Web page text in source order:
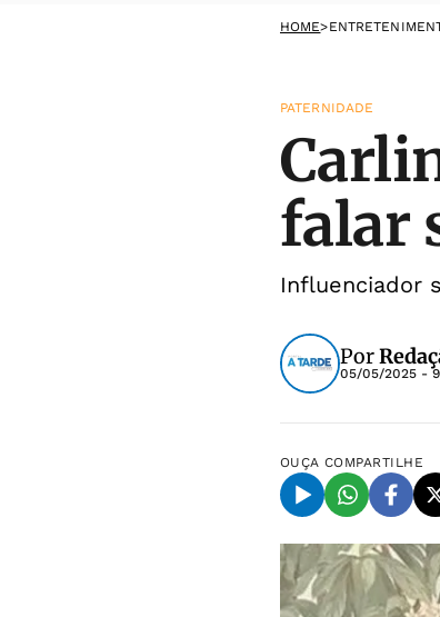
HOME>
PATERNIDADE
falar
Influenciador
Por
05/05/2025 -
OUÇA COMPARTILHE